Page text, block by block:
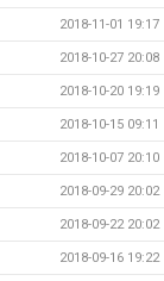
2018-11-01 19:17
2018-10-27 20:08
2018-10-20 19:19
2018-10-15 09:11
2018-10-07 20:10
2018-09-29 20:02
2018-09-22 20:02
2018-09-16 19:22